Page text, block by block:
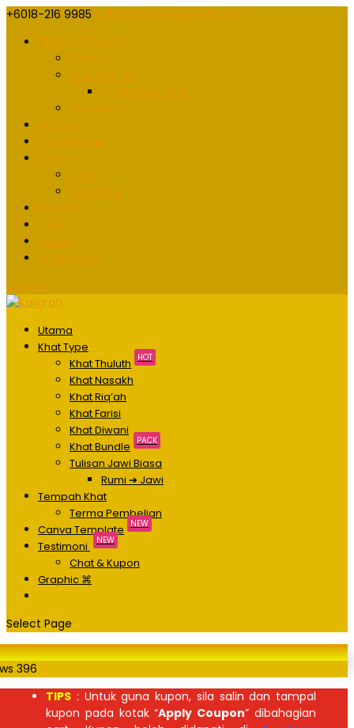
+6018-216 9985
Utama
Khat Type
Khat Thuluth
HOT
Khat Nasakh
Khat Riq’ah
Khat Farisi
Khat Diwani
Khat Bundle
PACK
Tulisan Jawi Biasa
Rumi ➔ Jawi
Tempah Khat
Terma Pembelian
Canva Template
NEW
Testimoni NEW
Chat & Kupon
Graphic ⌘
Select Page
396
TIPS : Untuk guna kupon, sila salin dan tampal
kupon pada kotak “Apply Coupon” dibahagian